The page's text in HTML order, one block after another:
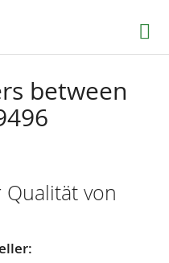
Suche
between
von